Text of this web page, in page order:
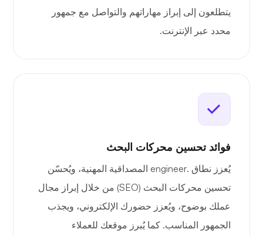
يتطلعون إلى إبراز مهاراتهم والتواصل مع جمهور
محدد عبر الإنترنت.
فوائد تحسين محركات البحث
يُعزز نطاق .engineer المصداقية المهنية، ويُحسّن
تحسين محركات البحث (SEO) من خلال إبراز مجال
عملك بوضوح، ويُعزز حضورك الإلكتروني، ويجذب
الجمهور المناسب. كما يُبرز موقعك للعملاء